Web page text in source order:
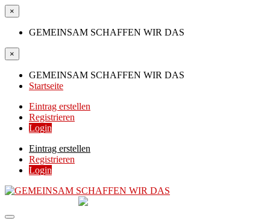
×
GEMEINSAM SCHAFFEN WIR DAS
×
GEMEINSAM SCHAFFEN WIR DAS
Startseite
Eintrag erstellen
Registrieren
Login
Eintrag erstellen
Registrieren
Login